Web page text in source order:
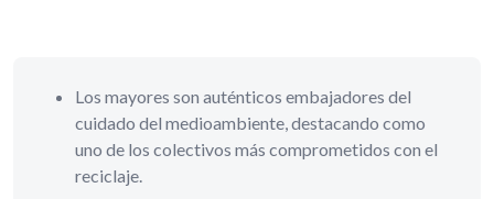
Los mayores son auténticos embajadores del
cuidado del medioambiente, destacando como
uno de los colectivos más comprometidos con el
reciclaje.